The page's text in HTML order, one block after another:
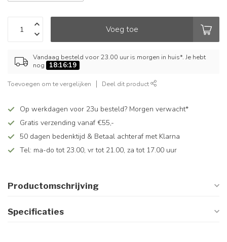
Voeg toe
Vandaag besteld voor 23.00 uur is morgen in huis*. Je hebt
nog
18:16:19
Toevoegen om te vergelijken Deel dit product
Op werkdagen voor 23u besteld? Morgen verwacht*
Gratis verzending vanaf €55,-
50 dagen bedenktijd & Betaal achteraf met Klarna
Tel: ma-do tot 23.00, vr tot 21.00, za tot 17.00 uur
Productomschrijving
Specificaties